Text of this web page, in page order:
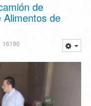
de
de
16190